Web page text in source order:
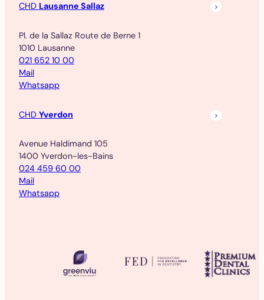
CHD Lausanne Sallaz
Pl. de la Sallaz Route de Berne 1
1010 Lausanne
021 652 10 00
Mail
Whatsapp
CHD Yverdon
Avenue Haldimand 105
1400 Yverdon-les-Bains
024 459 60 00
Mail
Whatsapp